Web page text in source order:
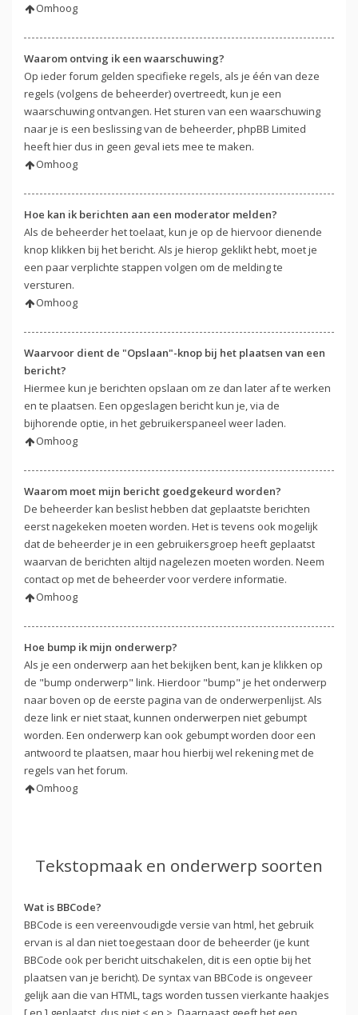
Omhoog
Waarom ontving ik een waarschuwing?
Op ieder forum gelden specifieke regels, als je één van deze
regels (volgens de beheerder) overtreedt, kun je een
waarschuwing ontvangen. Het sturen van een waarschuwing
naar je is een beslissing van de beheerder, phpBB Limited
heeft hier dus in geen geval iets mee te maken.
Omhoog
Hoe kan ik berichten aan een moderator melden?
Als de beheerder het toelaat, kun je op de hiervoor dienende
knop klikken bij het bericht. Als je hierop geklikt hebt, moet je
een paar verplichte stappen volgen om de melding te
versturen.
Omhoog
Waarvoor dient de "Opslaan"-knop bij het plaatsen van een
bericht?
Hiermee kun je berichten opslaan om ze dan later af te werken
en te plaatsen. Een opgeslagen bericht kun je, via de
bijhorende optie, in het gebruikerspaneel weer laden.
Omhoog
Waarom moet mijn bericht goedgekeurd worden?
De beheerder kan beslist hebben dat geplaatste berichten
eerst nagekeken moeten worden. Het is tevens ook mogelijk
dat de beheerder je in een gebruikersgroep heeft geplaatst
waarvan de berichten altijd nagelezen moeten worden. Neem
contact op met de beheerder voor verdere informatie.
Omhoog
Hoe bump ik mijn onderwerp?
Als je een onderwerp aan het bekijken bent, kan je klikken op
de "bump onderwerp" link. Hierdoor "bump" je het onderwerp
naar boven op de eerste pagina van de onderwerpenlijst. Als
deze link er niet staat, kunnen onderwerpen niet gebumpt
worden. Een onderwerp kan ook gebumpt worden door een
antwoord te plaatsen, maar hou hierbij wel rekening met de
regels van het forum.
Omhoog
Tekstopmaak en onderwerp soorten
Wat is BBCode?
BBCode is een vereenvoudigde versie van html, het gebruik
ervan is al dan niet toegestaan door de beheerder (je kunt
BBCode ook per bericht uitschakelen, dit is een optie bij het
plaatsen van je bericht). De syntax van BBCode is ongeveer
gelijk aan die van HTML, tags worden tussen vierkante haakjes